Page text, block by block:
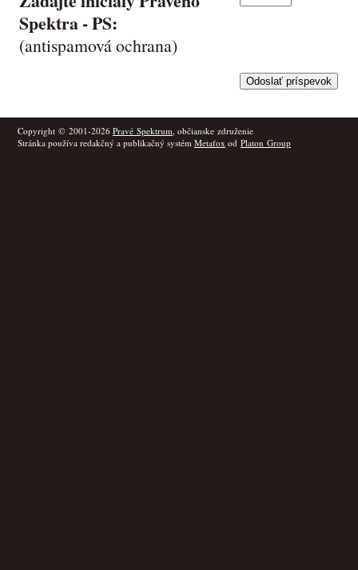
Spektra -PS:
(antispamová ochrana)
Copyright © 2001-2026 Pravé Spektrum, občianske združenie
Stránka používa redakčný a publikačný systém Metafox od Platon Group